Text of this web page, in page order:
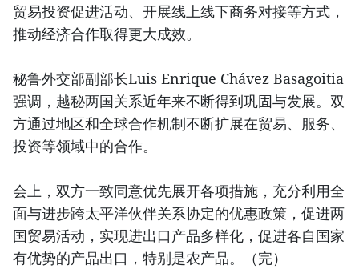
贸易投资促进活动、开展线上线下商务对接等方式，
推动经济合作取得更大成效。
秘鲁外交部副部长Luis Enrique Chávez Basagoitia
强调，越秘两国关系近年来不断得到巩固与发展。双
方通过地区和全球合作机制不断扩展在贸易、服务、
投资等领域中的合作。
会上，双方一致同意优先展开各项措施，充分利用全
面与进步跨太平洋伙伴关系协定的优惠政策，促进两
国贸易活动，实现进出口产品多样化，促进各自国家
有优势的产品出口，特别是农产品。（完）